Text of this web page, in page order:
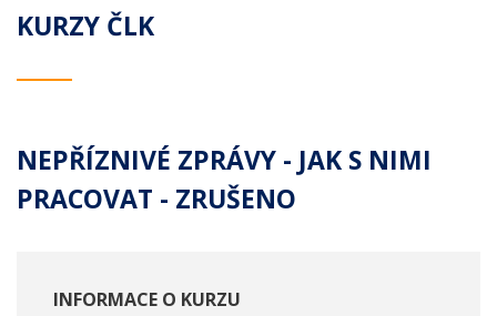
KURZY ČLK
NEPŘÍZNIVÉ ZPRÁVY - JAK S NIMI
PRACOVAT - ZRUŠENO
INFORMACE O KURZU